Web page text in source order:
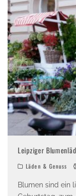
Leipziger
Läden & Genuss
Blumen sind ein